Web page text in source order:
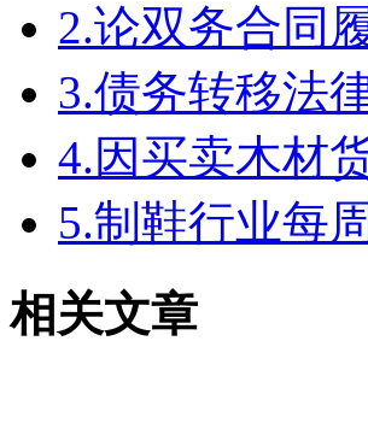
2.论双务合同
3.债务转移法
4.因买卖木材
5.制鞋行业每
相关文章